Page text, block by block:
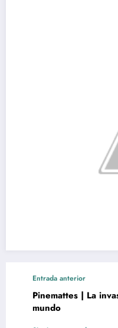
Entrada anterior
Pinemattes | La
mundo